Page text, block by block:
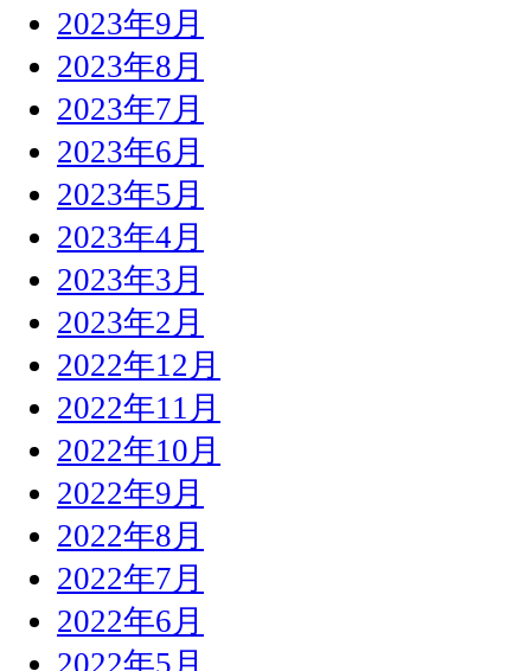
2023年9月
2023年8月
2023年7月
2023年6月
2023年5月
2023年4月
2023年3月
2023年2月
2022年12月
2022年11月
2022年10月
2022年9月
2022年8月
2022年7月
2022年6月
2022年5月